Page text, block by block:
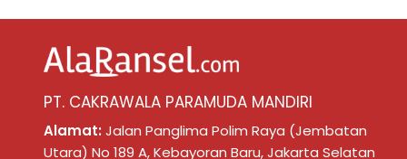
PT. CAKRAWALA PARAMUDA MANDIRI
Alamat: Jalan Panglima Polim Raya (Jembatan
Utara) No 189 A, Kebayoran Baru, Jakarta Selatan